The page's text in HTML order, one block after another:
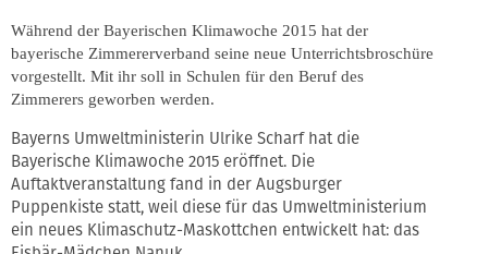
Während der Bayerischen Klimawoche 2015 hat der
bayerische Zimmererverband seine neue Unterrichtsbroschüre
vorgestellt. Mit ihr soll in Schulen für den Beruf des
Zimmerers geworben werden.
Bayerns Umweltministerin Ulrike Scharf hat die
Bayerische Klimawoche 2015 eröffnet. Die
Auftaktveranstaltung fand in der Augsburger
Puppenkiste statt, weil diese für das Umweltministerium
ein neues Klimaschutz-Maskottchen entwickelt hat: das